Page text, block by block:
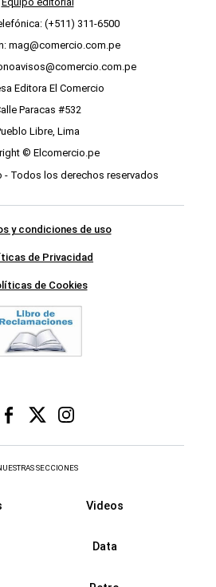
(+511) 311-6500
mag@comercio.com.pe
Editora El Comercio
Paracas #532
Libre, Lima
© Elcomercio.pe
- Todos los derechos reservados
y condiciones de uso
de Privacidad
de Cookies
SECCIONES
Videos
Data